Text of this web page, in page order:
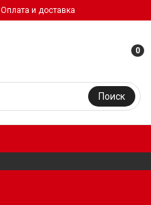
Оплата и доставка
Поиск
0